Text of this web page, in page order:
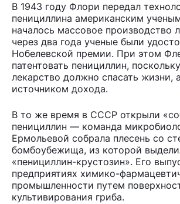
В 1943 году Флори передал
пенициллина американским
началось массовое производство
через два года ученые были
Нобелевской премии. При этом
патентовать пенициллин,
лекарство должно спасать жизни,
источником дохода.
В то же время в СССР открыли
пенициллин — команда
Ермольевой собрала плесень со
бомбоубежища, из которой
«пенициллин-крустозин». Его
предприятиях химико-
промышленности путем
культивирования гриба.